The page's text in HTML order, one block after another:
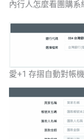
內行人怎麼看團購系
愛+1 存摺自動對帳